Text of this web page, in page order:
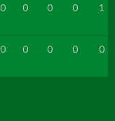
0 0 0 0 1
0 0 0 0 0